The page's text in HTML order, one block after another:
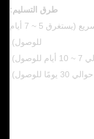
طرق التسليم:
1 بواسطة UPS / DHL / FEDEX / TNT السريع (يستغرق 5 ~ 7 أيام
للوصول).